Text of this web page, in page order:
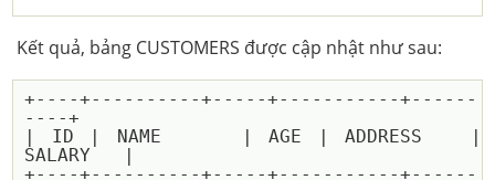
Kết quả, bảng CUSTOMERS được cập nhật như sau:
+----+----------+-----+-----------+------
----+
| ID | NAME     | AGE | ADDRESS   |
SALARY   |
+----+----------+-----+-----------+------